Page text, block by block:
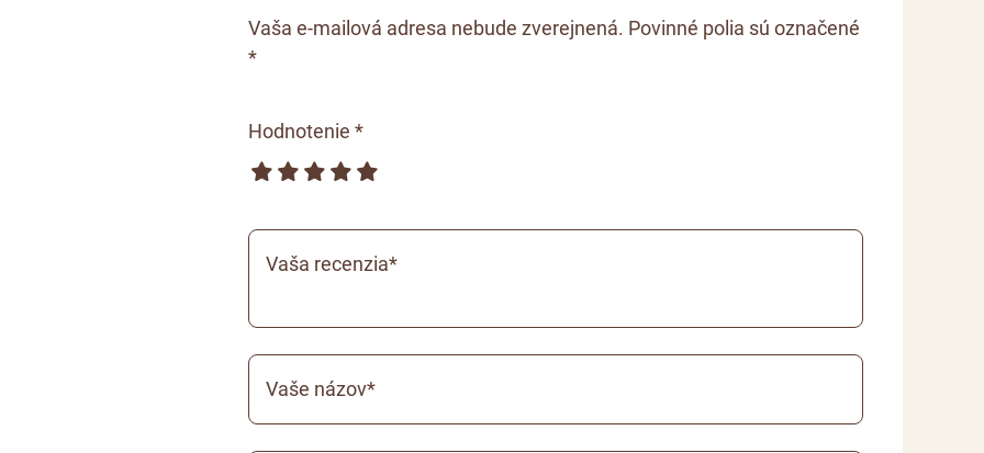
Vaša e-mailová adresa nebude zverejnená. Povinné polia sú označené
*
Hodnotenie *
Vaša recenzia*
Vaše názov*